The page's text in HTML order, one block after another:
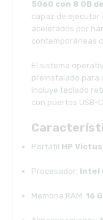
5060 con 8 GB
capaz de ejecutar
acelerados por
contemporáneas
El sistema
preinstalado para
incluye teclado
con puertos USB-
Portátil HP
Procesador: Intel
Memoria RAM: 16